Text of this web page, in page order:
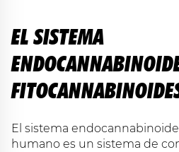
EL SISTEMA
El sistema
humano es un sistema de